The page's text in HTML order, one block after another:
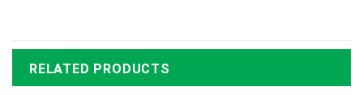
RELATED PRODUCTS